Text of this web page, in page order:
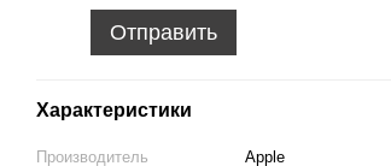
Отправить
Характеристики
Производитель
Apple